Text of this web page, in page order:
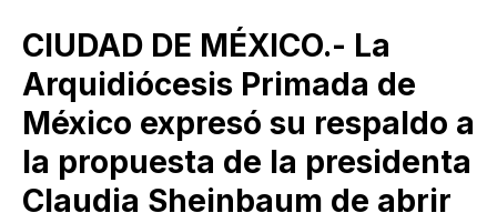
CIUDAD DE MÉXICO.- La
Arquidiócesis Primada de
México expresó su respaldo a
la propuesta de la presidenta
Claudia Sheinbaum de abrir